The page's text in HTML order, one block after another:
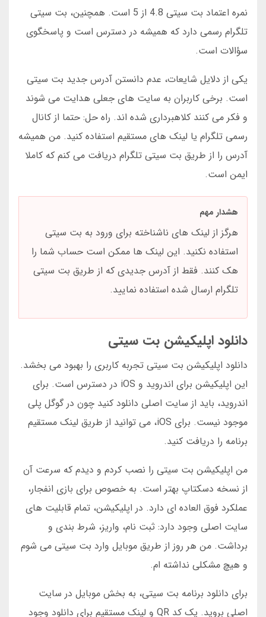
نمره اعتماد بت سیتی 4.8 از 5 است. همچنین، بت سیتی
تلگرام رسمی دارد که همیشه در دسترس است و پاسخگوی
سؤالات است.
یکی از دلایل شایعات، عدم دانستن آدرس جدید بت سیتی
است. برخی کاربران به سایت های جعلی هدایت می شوند
و فکر می کنند کلاهبرداری شده اند. راه حل: حتما از کانال
رسمی تلگرام یا لینک های مستقیم استفاده کنید. من همیشه
آدرس را از طریق بت سیتی تلگرام دریافت می کنم که کاملا
ایمن است.
هشدار مهم
هرگز از لینک های ناشناخته برای ورود به بت سیتی
استفاده نکنید. این لینک ها ممکن است حساب شما را
هک کنند. فقط از آدرس جدیدی که از طریق بت سیتی
تلگرام ارسال شده استفاده نمایید.
دانلود اپلیکیشن بت سیتی
دانلود اپلیکیشن بت سیتی تجربه کاربری را بهبود می بخشد.
این اپلیکیشن برای اندروید و iOS در دسترس است. برای
اندروید، باید از سایت اصلی دانلود کنید چون در گوگل پلی
موجود نیست. برای iOS، می توانید از طریق لینک مستقیم
برنامه را دریافت کنید.
من اپلیکیشن بت سیتی را نصب کردم و دیدم که سرعت آن
از نسخه دسکتاپ بهتر است. به خصوص برای بازی انفجار،
عملکرد فوق العاده ای دارد. در اپلیکیشن، تمام قابلیت های
سایت اصلی وجود دارد: ثبت نام، واریز، شرط بندی و
برداشت. من هر روز از طریق موبایل وارد بت سیتی می شوم
و هیچ مشکلی نداشته ام.
برای دانلود برنامه بت سیتی، به بخش موبایل در سایت
اصلی بروید. یک کد QR و لینک مستقیم برای دانلود وجود